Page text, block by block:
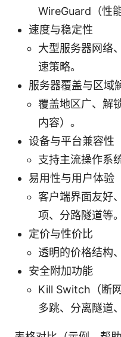
WireGuard（性
速度与稳定性
大型服务器网络
速策略。
服务器覆盖与区域
覆盖地区广、解
内容）。
设备与平台兼容性
支持主流操作系
易用性与用户体验
客户端界面友好
项、分路隧道等。
定价与性价比
透明的价格结构
安全附加功能
Kill Switch（断
多跳、分离隧道